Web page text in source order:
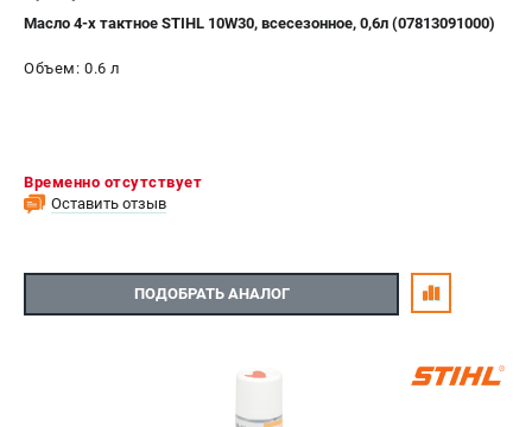
Масло 4-х тактное STIHL 10W30, всесезонное, 0,6л (07813091000)
Объем: 0.6 л
Временно отсутствует
Оставить отзыв
ПОДОБРАТЬ АНАЛОГ